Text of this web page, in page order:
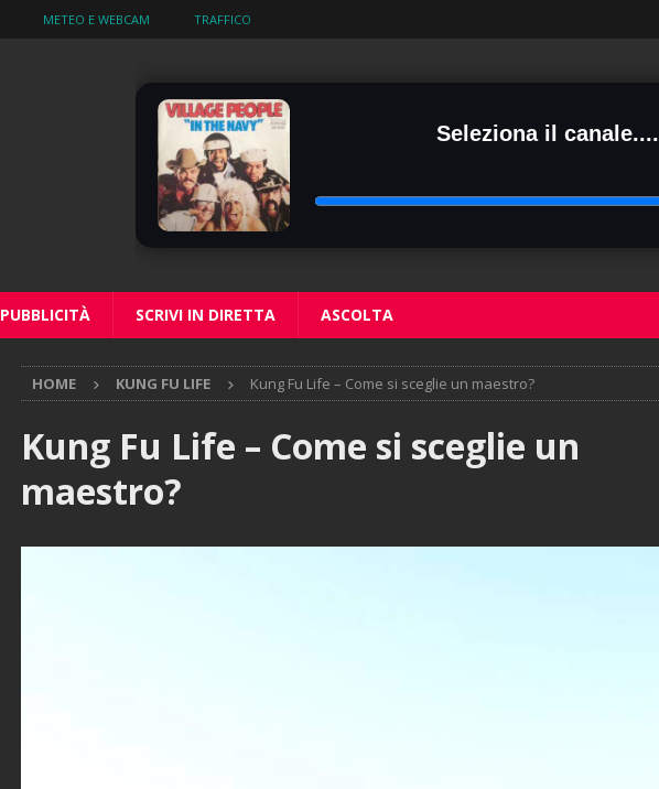
METEO E WEBCAM TRAFFICO
Seleziona il canale....
PUBBLICITÀ SCRIVI IN DIRETTA ASCOLTA
HOME KUNG FU LIFE Kung Fu Life – Come si sceglie un maestro?
Kung Fu Life – Come si sceglie un
maestro?